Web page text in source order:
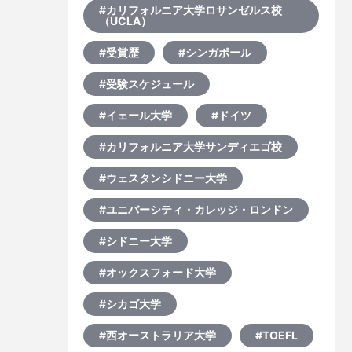
#カリフォルニア大学ロサンゼルス校
（UCLA）
#受賞歴 #シンガポール
#受験スケジュール
#イェール大学 #ドイツ
#カリフォルニア大学サンディエゴ校
#ウェスタンシドニー大学
#ユニバーシティ・カレッジ・ロンドン
#シドニー大学
#オックスフォード大学
#シカゴ大学
#西オーストラリア大学 #TOEFL